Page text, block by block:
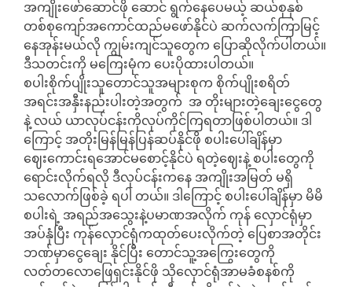
အကျိုးဖော်ဆောင်ဖို ဆောင် ရွက်နေပေမယ့် ဆယ်စုနှစ်
တစ်စုကျော်အကောင်ထည်မဖော်နိုင်ပဲ ဆက်လက်ကြာမြင့်
နေအုန်းမယ်လို ကျွမ်းကျင်သူတွေက ပြောဆိုလိုက်ပါတယ်။
ဒီသတင်းကို မကြေးမုံက ပေးပိုထားပါတယ်။
စပါးစိုက်ပျိုးသူတောင်သူအများစုက စိုက်ပျိုးစရိတ်
အရင်းအနှီးနည်းပါးတဲ့အတွက် အ တိုးများတဲ့ချေးငွေတွေ
နဲ့ လယ် ယာလုပ်ငန်းကိုလုပ်ကိုင်ကြရတာဖြစ်ပါတယ်။ ဒါ
ကြောင့် အတိုးမြန်မြန်ပြန်ဆပ်နိုင်ဖို စပါးပေါ်ချိန်မှာ
ဈေးကောင်းရအောင်မစောင့်နိုင်ပဲ ရတဲ့ဈေးနဲ့ စပါးတွေကို
ရောင်းလိုက်ရလို ဒီလုပ်ငန်းကနေ အကျိုးအမြတ် မရှိ
သလောက်ဖြစ်ခဲ့ ရပါ တယ်။ ဒါကြောင့် စပါးပေါ်ချိန်မှာ မိမိ
စပါးရဲ့ အရည်အသွေးနဲ့ပမာဏအလိုက် ကုန် လှောင်ရုံမှာ
အပ်နှံပြီး ကုန်လှောင်ရုံကထုတ်ပေးလိုက်တဲ့ ပြေစာအတိုင်း
ဘဏ်မှာငွေချေး နိုင်ပြီး တောင်သူ့အကြွေးတွေကို
လတ်တလောဖြေရှင်းနိုင်ဖို သိုလှောင်ရုံအာမခံစနစ်ကို